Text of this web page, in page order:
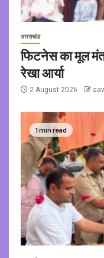
उत्तराखंड
फिटनेस का मूल
रेखा आर्या
2 August 2026
1 min read